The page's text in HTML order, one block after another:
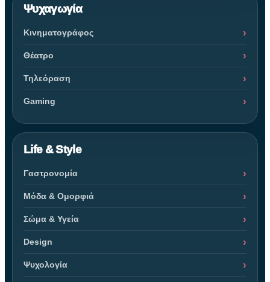
Ψυχαγωγία
Κινηματογράφος
Θέατρο
Τηλεόραση
Gaming
Life & Style
Γαστρονομία
Μόδα & Ομορφιά
Σώμα & Υγεία
Design
Ψυχολογία